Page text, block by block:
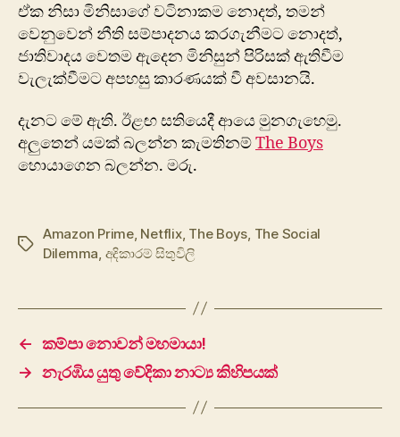
ඒක නිසා මිනිසාගේ වටිනාකම නොදත්, තමන්
වෙනුවෙන් නීති සම්පාදනය කරගැනීමට නොදත්,
ජාතිවාදය වෙතම ඇදෙන මිනිසුන් පිරිසක් ඇතිවීම
වැලැක්වීමට අපහසු කාරණයක් වී අවසානයි.
දැනට මේ ඇති. ඊළඟ සතියෙදී ආයෙ මුනගැහෙමු.
අලුතෙන් යමක් බලන්න කැමතිනම්The Boys
හොයාගෙන බලන්න. මරු.
Tags
Amazon Prime, Netflix, The Boys The Social
Dilemma අදිකාරම් සිතුවිලි
← කම්පා නොවන් මහමායා!
→ නැරඹිය යුතු වේදිකා නාට්‍ය කිහිපයක්